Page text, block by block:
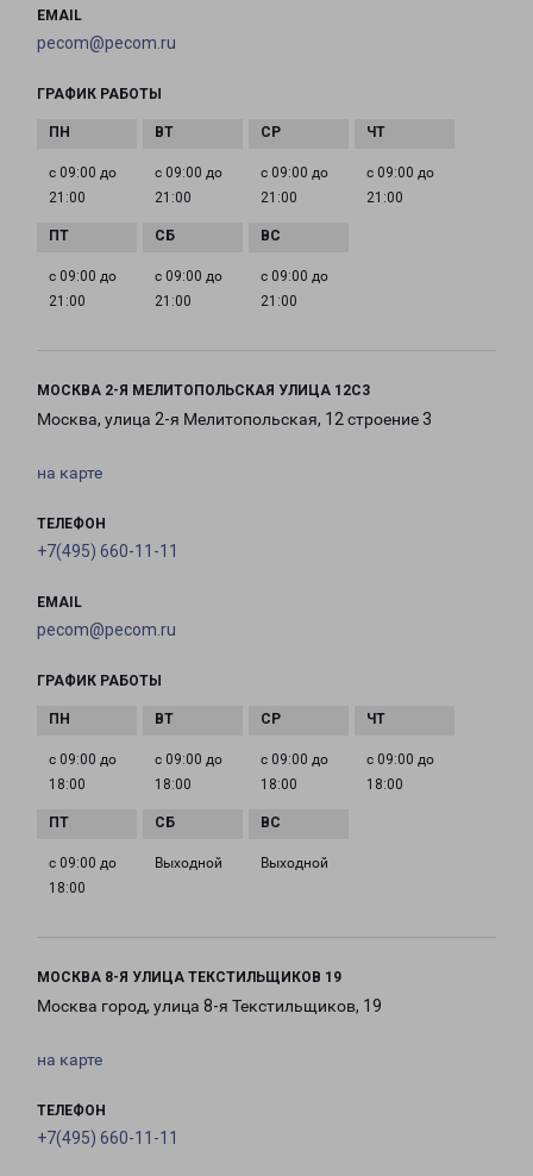
EMAIL
pecom@pecom.ru
ГРАФИК РАБОТЫ
с 09:00 до
21:00
с 09:00 до
21:00
с 09:00 до
21:00
с 09:00 до
21:00
с 09:00 до
21:00
с 09:00 до
21:00
с 09:00 до
21:00
МОСКВА 2-Я МЕЛИТОПОЛЬСКАЯ УЛИЦА 12С3
Москва, улица 2-я Мелитопольская, 12 строение 3
на карте
ТЕЛЕФОН
+7(495) 660-11-11
EMAIL
pecom@pecom.ru
ГРАФИК РАБОТЫ
с 09:00 до
18:00
с 09:00 до
18:00
с 09:00 до
18:00
с 09:00 до
18:00
с 09:00 до
18:00
Выходной Выходной
МОСКВА 8-Я УЛИЦА ТЕКСТИЛЬЩИКОВ 19
Москва город, улица 8-я Текстильщиков, 19
на карте
ТЕЛЕФОН
+7(495) 660-11-11